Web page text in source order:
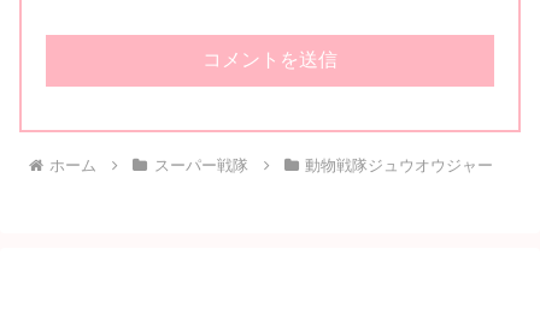
ホーム スーパー戦隊 動物戦隊ジュウオウジャー